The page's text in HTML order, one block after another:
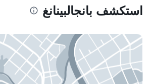
استكشف بانجالبينانغ